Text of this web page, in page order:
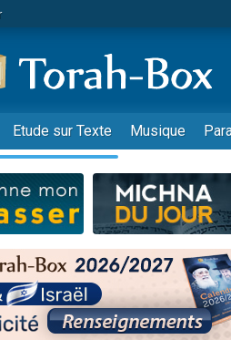
don pour Diane, 80 ans, dans un
sur WhatsApp
une bénédiction
Box Music
don pour Sauvez la jambe de Yohan
groupe sur Zoom
sur WhatsApp
sur WhatsApp
sur WhatsApp
Box Music
don pour Tsédaka : pauvres d'Israel
Etude sur Texte Musique